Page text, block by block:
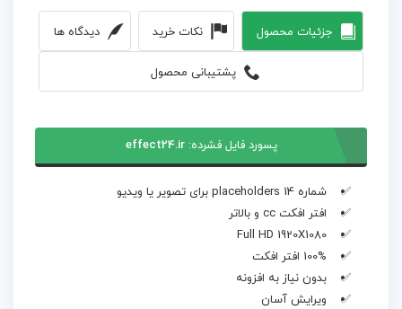
جزئیات محصول نکات خرید دیدگاه ها
پشتیبانی محصول
پسورد فایل فشرده:effect24.ir
شماره 14 placeholders برای تصویر یا ویدیو
افتر افکت cc و بالاتر
Full HD 1920X1080
100% افتر افکت
بدون نیاز به افزونه
ویرایش آسان